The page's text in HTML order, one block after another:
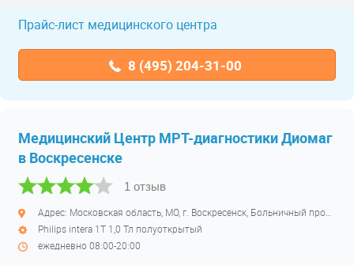
Прайс-лист медицинского центра
8 (495) 204-31-00
Медицинский Центр МРТ-диагностики Диомаг
в Воскресенске
1 отзыв
Philips intera 1Т 1,0 Тл полуоткрытый
ежедневно 08:00-20:00